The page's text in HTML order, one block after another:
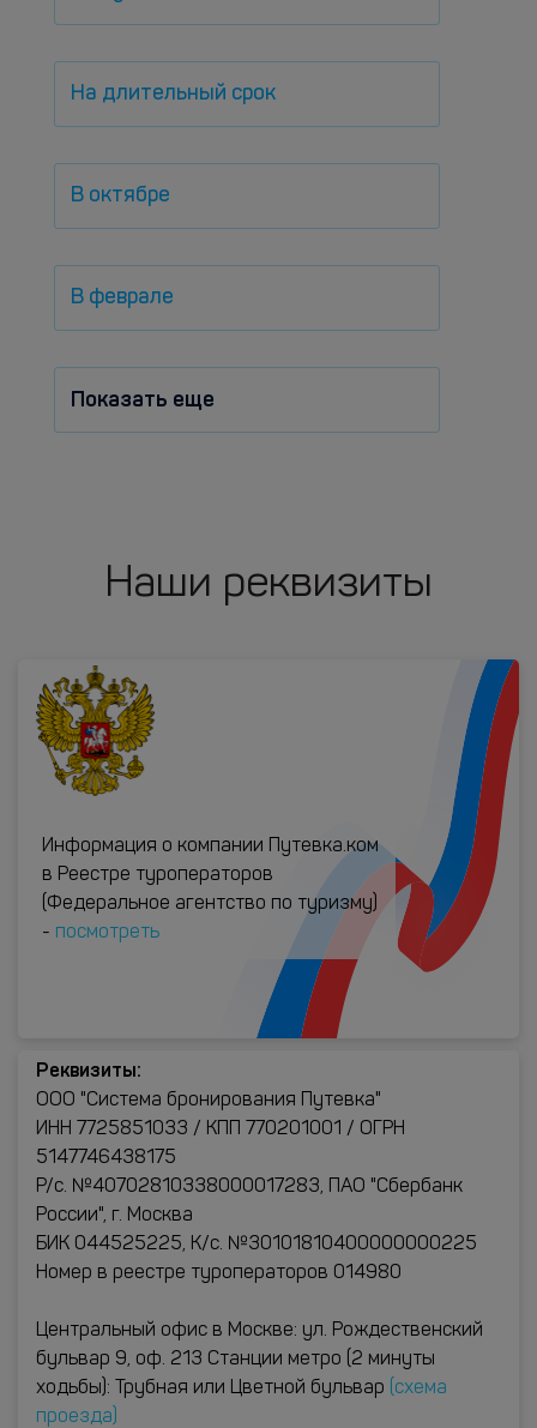
На длительный срок
В октябре
В феврале
Показать еще
Наши реквизиты
Информация о компании Путевка.ком
в Реестре туроператоров
(Федеральное агентство по туризму)
- посмотреть
Реквизиты:
ООО "Система бронирования Путевка"
ИНН 7725851033 / КПП 770201001 / ОГРН
5147746438175
Р/с. №40702810338000017283, ПАО "Сбербанк
России", г. Москва
БИК 044525225, К/с. №30101810400000000225
Номер в реестре туроператоров 014980
Центральный офис в Москве: ул. Рождественский
бульвар 9, оф. 213 Станции метро (2 минуты
ходьбы): Трубная или Цветной бульвар
(схема
проезда)